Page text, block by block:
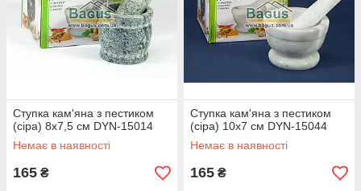
Ступка кам'яна з пестиком
(сіра) 8х7,5 см DYN-15014
Немає в наявності
165 ₴
Ступка кам'яна з пестиком
(сіра) 10х7 см DYN-15044
Немає в наявності
165 ₴